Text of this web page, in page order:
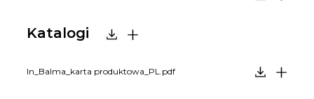
Katalogi
In_Balma_karta produktowa_PL.pdf